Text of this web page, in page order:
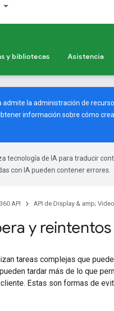
y bibliotecas Asistencia
admite la administración de
información sobre cómo
tecnología de IA para traducir
con IA pueden contener errores.
API API de Display & amp;
y reintentos
tareas complejas que
tardar más de lo que
Estas son formas de